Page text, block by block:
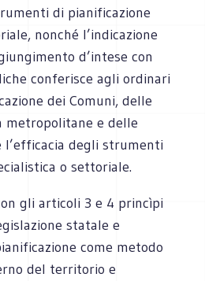
di pianificazione
nonché l’indicazione
d’intese con
conferisce agli ordinari
dei Comuni, delle
metropolitane e delle
l’efficacia degli strumenti
o settoriale.
gli articoli 3 e 4 princìpi
statale e
come metodo
del territorio e